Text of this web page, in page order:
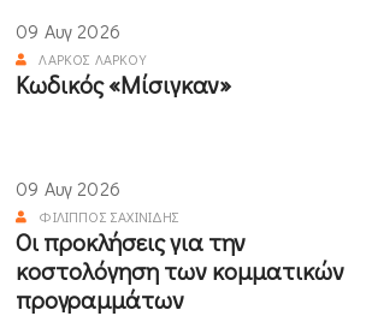
09 Αυγ 2026
ΛΆΡΚΟΣ ΛΆΡΚΟΥ
Κωδικός «Μίσιγκαν»
09 Αυγ 2026
ΦΊΛΙΠΠΟΣ ΣΑΧΙΝΊΔΗΣ
Οι προκλήσεις για την
κοστολόγηση των κομματικών
προγραμμάτων